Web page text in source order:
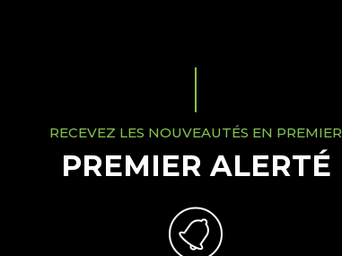
RECEVEZ LES NOUVEAUTÉS EN PREMIER
PREMIER ALERTÉ